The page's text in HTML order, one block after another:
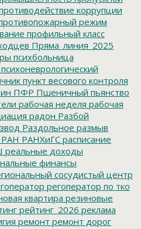
коррупции
режим
профильный класс
Пряма_линия_2025
психбольница
психоневрологический
пункт весового контроля
ПФР Пшеничный пьянство
рабочая неделя рабочая
радон Разбой
Раздольное размыв
РАН РАНХиГС расписание
реальные доходы
финансы
сосудистый центр
регоператор по тко
квартира резиновые
рейтинг_2026 реклама
ремонт ремонт дорог